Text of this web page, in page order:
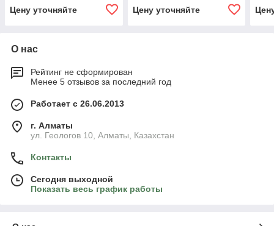
Цену уточняйте
Цену уточняйте
О нас
Рейтинг не сформирован
Менее 5 отзывов за последний год
Работает с 26.06.2013
г. Алматы
ул. Геологов 10, Алматы, Казахстан
Контакты
Сегодня выходной
Показать весь график работы